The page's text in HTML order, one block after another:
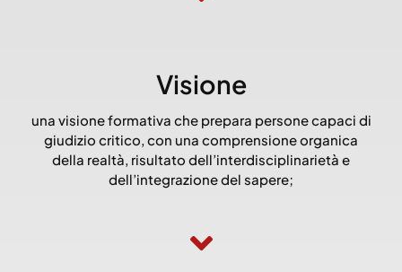
Visione
una visione formativa che prepara persone capaci di
giudizio critico, con una comprensione organica
della realtà, risultato dell’interdisciplinarietà e
dell’integrazione del sapere;